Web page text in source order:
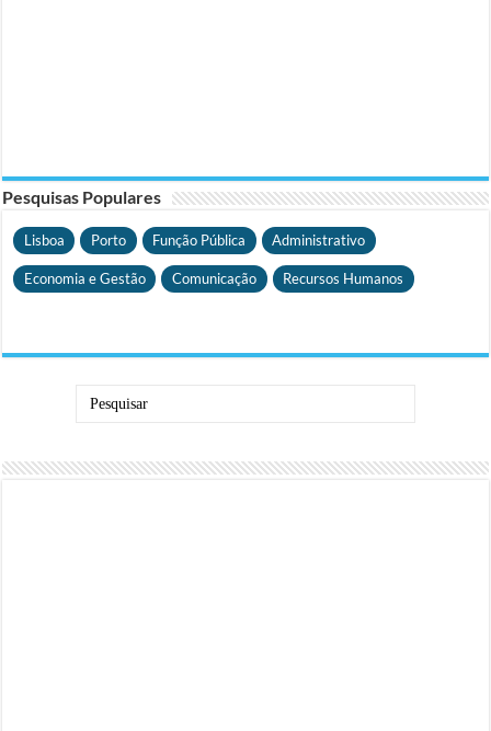
Pesquisas Populares
Lisboa Porto Função Pública Administrativo
Economia e Gestão Comunicação Recursos Humanos